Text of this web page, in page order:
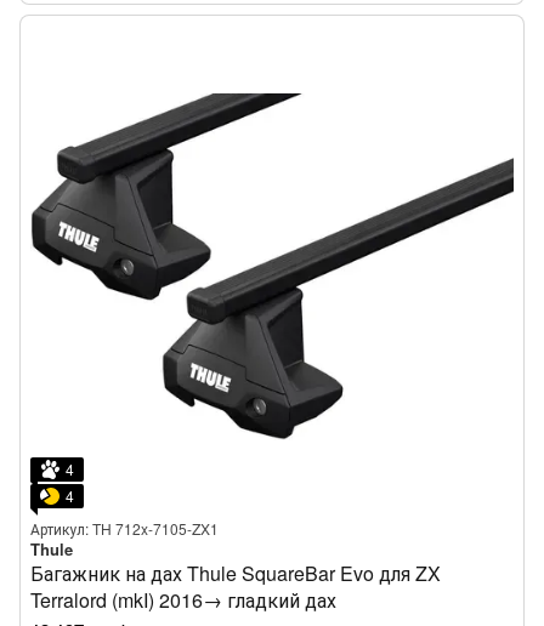
4
4
Артикул: TH 712x-7105-ZX1
Thule
Багажник на дах Thule SquareBar Evo для ZX
Terralord (mkI) 2016→ гладкий дах